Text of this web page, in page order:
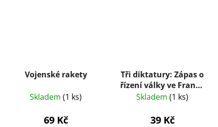
Vojenské rakety
Skladem (1 ks)
69 Kč
Tři diktatury: Zápas o
řízení války ve Francii
1914-1918
Skladem (1 ks)
39 Kč